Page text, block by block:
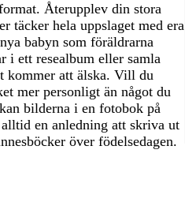
Återupplev din stora
täcker hela uppslaget med era
babyn som föräldrarna
i ett resealbum eller samla
kommer att älska. Vill du
mer personligt än något du
bilderna i en fotobok på
en anledning att skriva ut
över födelsedagen.